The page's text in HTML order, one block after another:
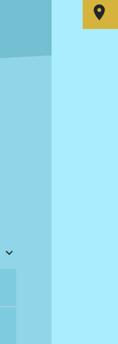
keyboard_arrow_down
room